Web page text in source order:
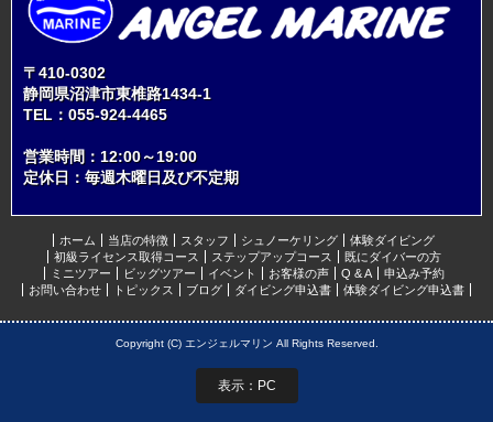
〒410-0302
静岡県沼津市東椎路1434-1
TEL： 055-924-4465
営業時間：12:00～19:00
定休日：毎週木曜日及び不定期
ホーム 当店の特徴 スタッフ シュノーケリング
体験ダイビング
初級ライセンス取得コース
ステップアップコース
既にダイバーの方
ミニツアー
ビッグツアー イベント お客様の声 Q & A
申込み予約
お問い合わせ
トピックス ブログ ダイビング申込書 体験ダイビング申込書
Copyright (C) エンジェルマリン All Rights Reserved.
表示：PC